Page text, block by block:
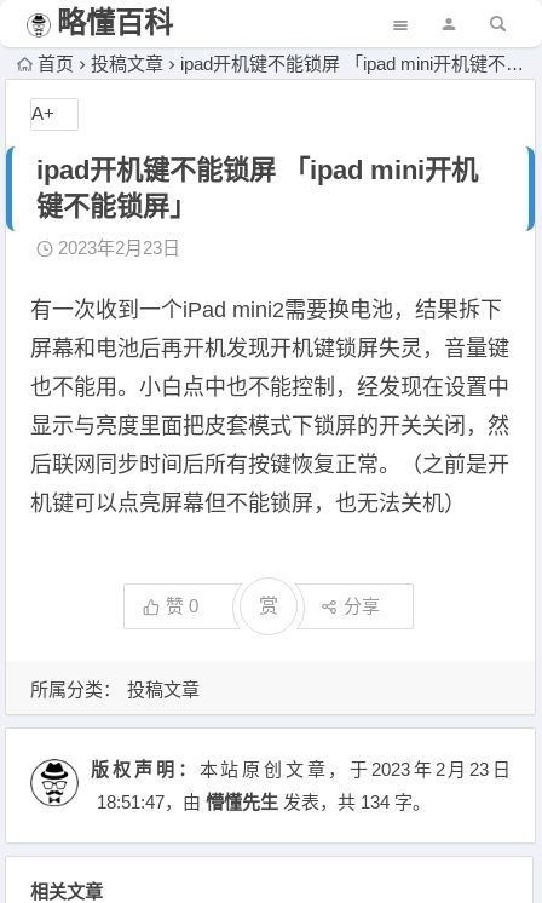
略懂百科
首页 投稿文章 ipad开机键不能锁屏 「ipad mini开机键不能锁屏」
ipad开机键不能锁屏 「ipad mini开机
键不能锁屏」
2023年2月23日
有一次收到一个iPad mini2需要换电池，结果拆下
屏幕和电池后再开机发现开机键锁屏失灵，音量键
也不能用。小白点中也不能控制，经发现在设置中
显示与亮度里面把皮套模式下锁屏的开关关闭，然
后联网同步时间后所有按键恢复正常。（之前是开
机键可以点亮屏幕但不能锁屏，也无法关机）
赞0 赏 分享
A+
所属分类： 投稿文章
版权声明： 本站原创文章，于2023年2月23日
18:51:47，由懵懂先生 发表，共 134 字。
相关文章